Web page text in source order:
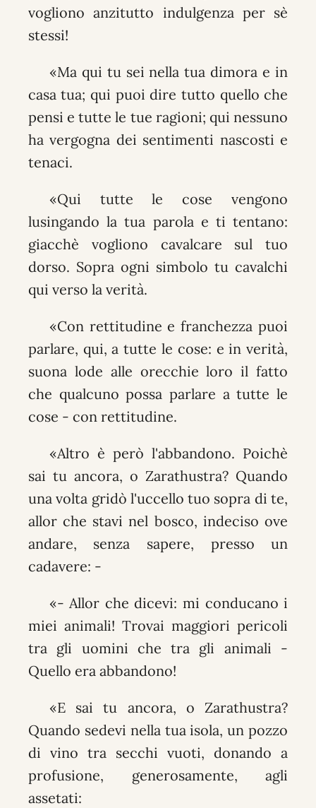
vogliono anzitutto indulgenza per sè
stessi!
«Ma qui tu sei nella tua dimora e in
casa tua; qui puoi dire tutto quello che
pensi e tutte le tue ragioni; qui nessuno
ha vergogna dei sentimenti nascosti e
tenaci.
«Qui tutte le cose vengono
lusingando la tua parola e ti tentano:
giacchè vogliono cavalcare sul tuo
dorso. Sopra ogni simbolo tu cavalchi
qui verso la verità.
«Con rettitudine e franchezza puoi
parlare, qui, a tutte le cose: e in verità,
suona lode alle orecchie loro il fatto
che qualcuno possa parlare a tutte le
cose - con rettitudine.
«Altro è però l'abbandono. Poichè
sai tu ancora, o Zarathustra? Quando
una volta gridò l'uccello tuo sopra di te,
allor che stavi nel bosco, indeciso ove
andare, senza sapere, presso un
cadavere: -
«- Allor che dicevi: mi conducano i
miei animali! Trovai maggiori pericoli
tra gli uomini che tra gli animali -
Quello era abbandono!
«E sai tu ancora, o Zarathustra?
Quando sedevi nella tua isola, un pozzo
di vino tra secchi vuoti, donando a
profusione, generosamente, agli
assetati: